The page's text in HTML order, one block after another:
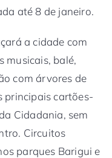
até 8 de janeiro.
a cidade com
musicais, balé,
com árvores de
principais cartões-
Cidadania, sem
Circuitos
parques Barigui e